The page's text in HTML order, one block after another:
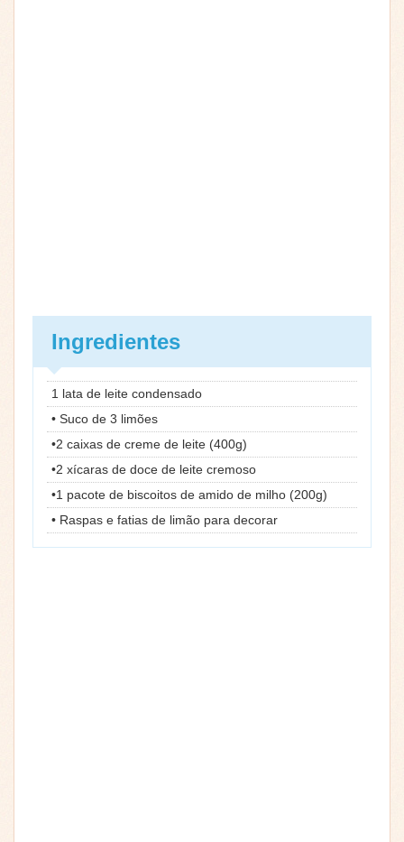
Ingredientes
1 lata de leite condensado
• Suco de 3 limões
•2 caixas de creme de leite (400g)
•2 xícaras de doce de leite cremoso
•1 pacote de biscoitos de amido de milho (200g)
• Raspas e fatias de limão para decorar